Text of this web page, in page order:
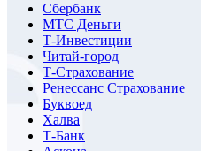
Сбербанк
МТС Деньги
Т-Инвестиции
Читай-город
Т-Страхование
Ренессанс Страхование
Буквоед
Халва
Т-Банк